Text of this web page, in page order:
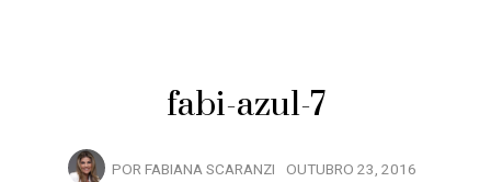
fabi-azul-7
POR FABIANA SCARANZI OUTUBRO 23, 2016